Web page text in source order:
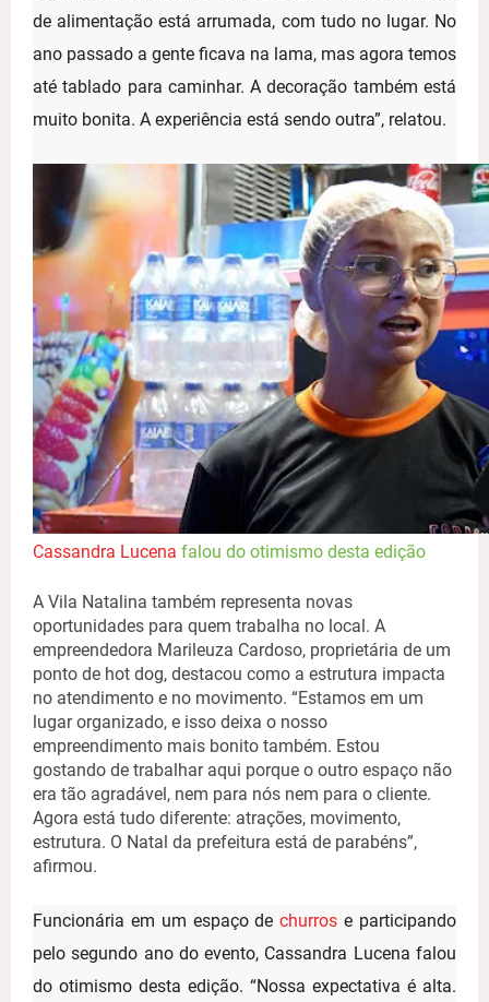
de alimentação está arrumada, com tudo no lugar. No
ano passado a gente ficava na lama, mas agora temos
até tablado para caminhar. A decoração também está
muito bonita. A experiência está sendo outra”, relatou.
Cassandra Lucena falou do otimismo desta edição
A Vila Natalina também representa novas
oportunidades para quem trabalha no local. A
empreendedora Marileuza Cardoso, proprietária de um
ponto de hot dog, destacou como a estrutura impacta
no atendimento e no movimento. “Estamos em um
lugar organizado, e isso deixa o nosso
empreendimento mais bonito também. Estou
gostando de trabalhar aqui porque o outro espaço não
era tão agradável, nem para nós nem para o cliente.
Agora está tudo diferente: atrações, movimento,
estrutura. O Natal da prefeitura está de parabéns”,
afirmou.
Funcionária em um espaço dechurros e participando
pelo segundo ano do evento, Cassandra Lucena falou
do otimismo desta edição. “Nossa expectativa é alta.